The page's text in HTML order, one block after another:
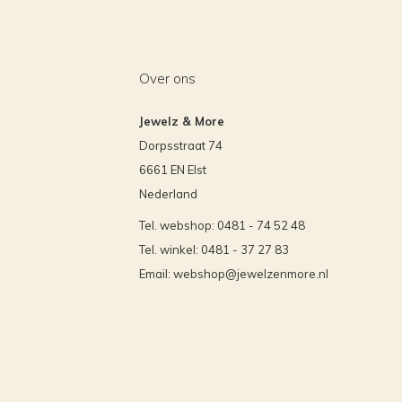
Over ons
Jewelz & More
Dorpsstraat 74
6661 EN Elst
Nederland
Tel. webshop: 0481 - 74 52 48
Tel. winkel: 0481 - 37 27 83
Email: webshop@jewelzenmore.nl